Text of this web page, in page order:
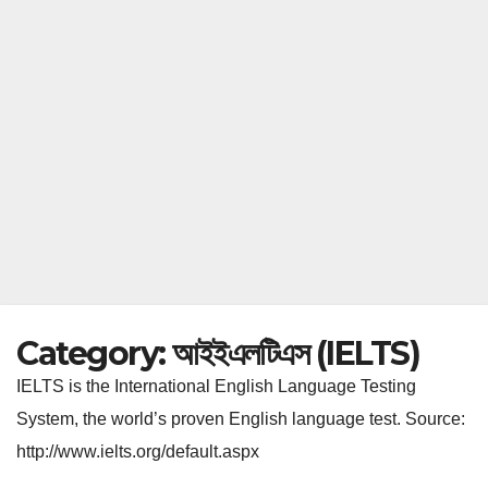
Category:আইইএলটিএস (IELTS)
IELTS is the International English Language Testing
System, the world’s proven English language test. Source:
http://www.ielts.org/default.aspx